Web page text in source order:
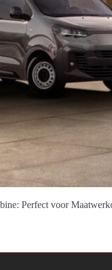
Perfect voor